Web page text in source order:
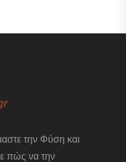
την Φύση και
πώς να την